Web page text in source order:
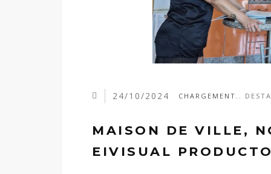
24/10/2024 CHARGEMENT..
MAISON DE VILLE,
EIVISUAL